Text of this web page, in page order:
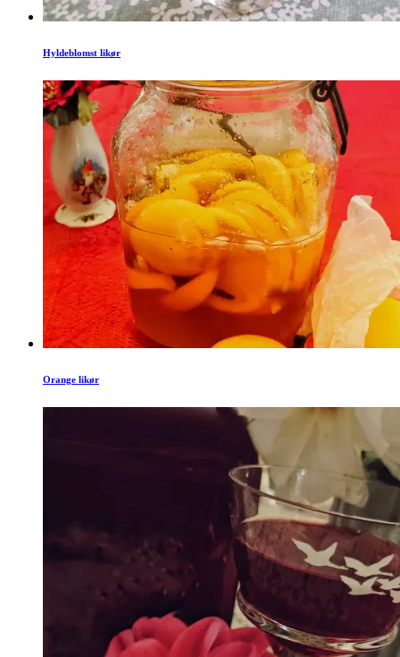
Hyldeblomst likør
Orange likør